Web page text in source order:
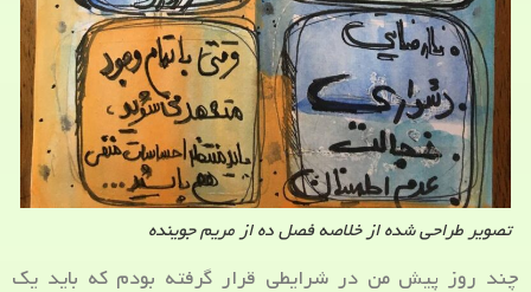
تصویر طراحی شده از خلاصه فصل ده از مریم جوینده
چند روز پیش من در شرایطی قرار گرفته بودم که باید یک